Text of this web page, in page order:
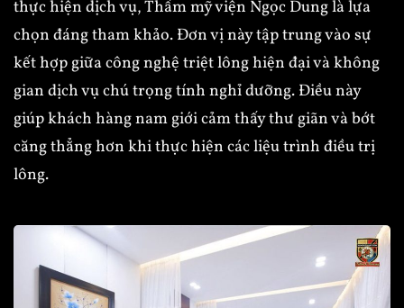
thực hiện dịch vụ, Thẩm mỹ viện Ngọc Dung là lựa
chọn đáng tham khảo. Đơn vị này tập trung vào sự
kết hợp giữa công nghệ triệt lông hiện đại và không
gian dịch vụ chú trọng tính nghỉ dưỡng. Điều này
giúp khách hàng nam giới cảm thấy thư giãn và bớt
căng thẳng hơn khi thực hiện các liệu trình điều trị
lông.